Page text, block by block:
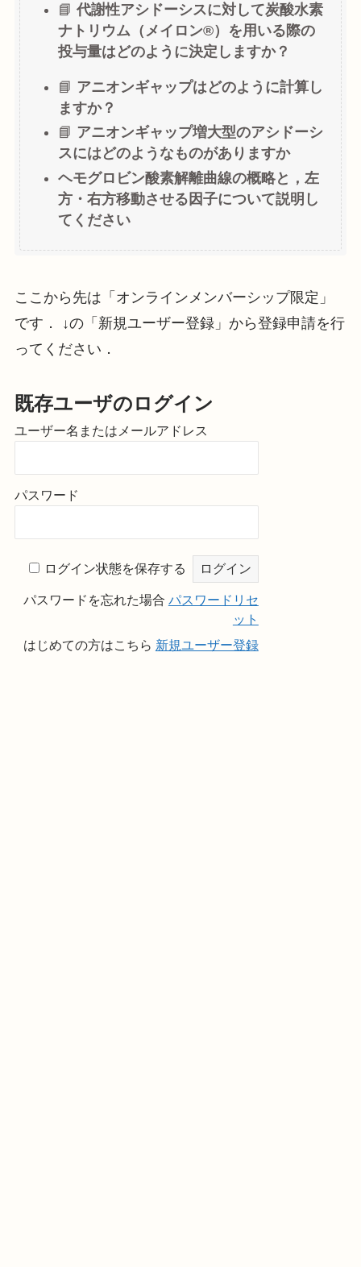
📘 代謝性アシドーシスに対して炭酸水素
ナトリウム（メイロン®）を用いる際の
投与量はどのように決定しますか？
📘 アニオンギャップはどのように計算し
ますか？
📘 アニオンギャップ増大型のアシドーシ
スにはどのようなものがありますか
ヘモグロビン酸素解離曲線の概略と，左
方・右方移動させる因子について説明し
てください
ここから先は「オンラインメンバーシップ限定」
です． ↓の「新規ユーザー登録」から登録申請を行
ってください．
既存ユーザのログイン
ユーザー名またはメールアドレス
パスワード
ログイン状態を保存する
パスワードを忘れた場合 パスワードリセ
ット
はじめての方はこちら 新規ユーザー登録